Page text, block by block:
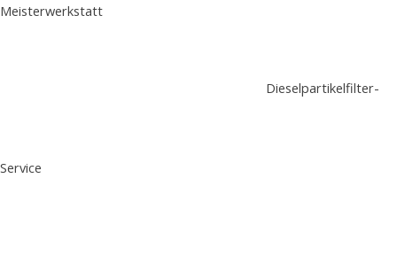
Meisterwerkstatt
Dieselpartikelfilter-
Service